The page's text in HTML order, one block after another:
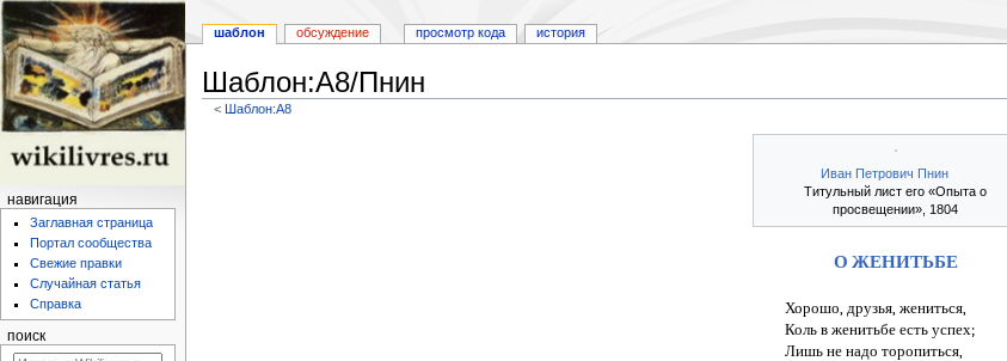
Шаблон:А8/Пнин
< Шаблон:А8
Иван Петрович Пнин
Титульный лист его «Опыта о
просвещении», 1804
О ЖЕНИТЬБЕ
Хорошо, друзья, жениться,
Коль в женитьбе есть успех;
Лишь не надо торопиться,
шаблон обсуждение просмотр кода история
навигация
Заглавная страница
Портал сообщества
Свежие правки
Случайная статья
Справка
поиск